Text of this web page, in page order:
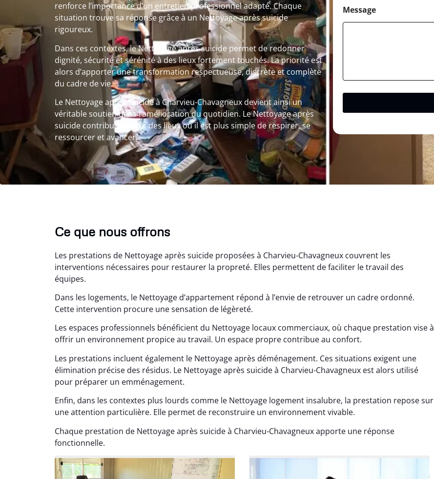
renforce l’importance d’un entretien professionnel adapté. Chaque
situation trouve sa réponse grâce à un Nettoyage après suicide
rigoureux.
Dans ces contextes, le Nettoyage après suicide permet de redonner
dignité, sécurité et sérénité à des lieux fortement touchés. La priorité est
alors d’apporter une transformation respectueuse, discrète et complète
du cadre de vie.
Le Nettoyage après suicide à Charvieu-Chavagneux devient ainsi un
véritable soutien dans l’amélioration du quotidien. Le Nettoyage après
suicide contribue à créer des lieux où il est plus simple de respirer, se
ressourcer et avancer.
Message
Ce que nous offrons
Les prestations de Nettoyage après suicide proposées à Charvieu-Chavagneux couvrent les
interventions nécessaires pour restaurer la propreté. Elles permettent de faciliter le travail des
équipes.
Dans les logements, le Nettoyage d’appartement répond à l’envie de retrouver un cadre ordonné.
Cette intervention procure une sensation de légèreté.
Les espaces professionnels bénéficient du Nettoyage locaux commerciaux, où chaque prestation vise à
offrir un environnement propice au travail. Un espace propre contribue au confort.
Les prestations incluent également le Nettoyage après déménagement. Ces situations exigent une
élimination précise des résidus. Le Nettoyage après suicide à Charvieu-Chavagneux est alors utilisé
pour préparer un emménagement.
Enfin, dans les contextes plus lourds comme le Nettoyage logement insalubre, la prestation repose sur
une attention particulière. Elle permet de reconstruire un environnement vivable.
Chaque prestation de Nettoyage après suicide à Charvieu-Chavagneux apporte une réponse
fonctionnelle.
Léana Gresset
15 décembre 2025
Nettoyage après chantier
très réussi. Tout a été remis
Noham Giraudet
16 octobre 2025
Nettoyage d’appartement
impeccable. Une vraie